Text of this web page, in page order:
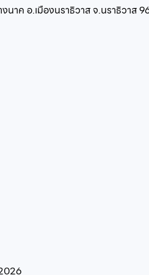
าค อ.เมืองนราธิวาส จ.นราธิวาส